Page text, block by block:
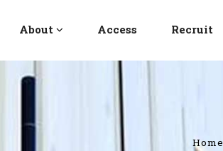
About Access Recruit
Home